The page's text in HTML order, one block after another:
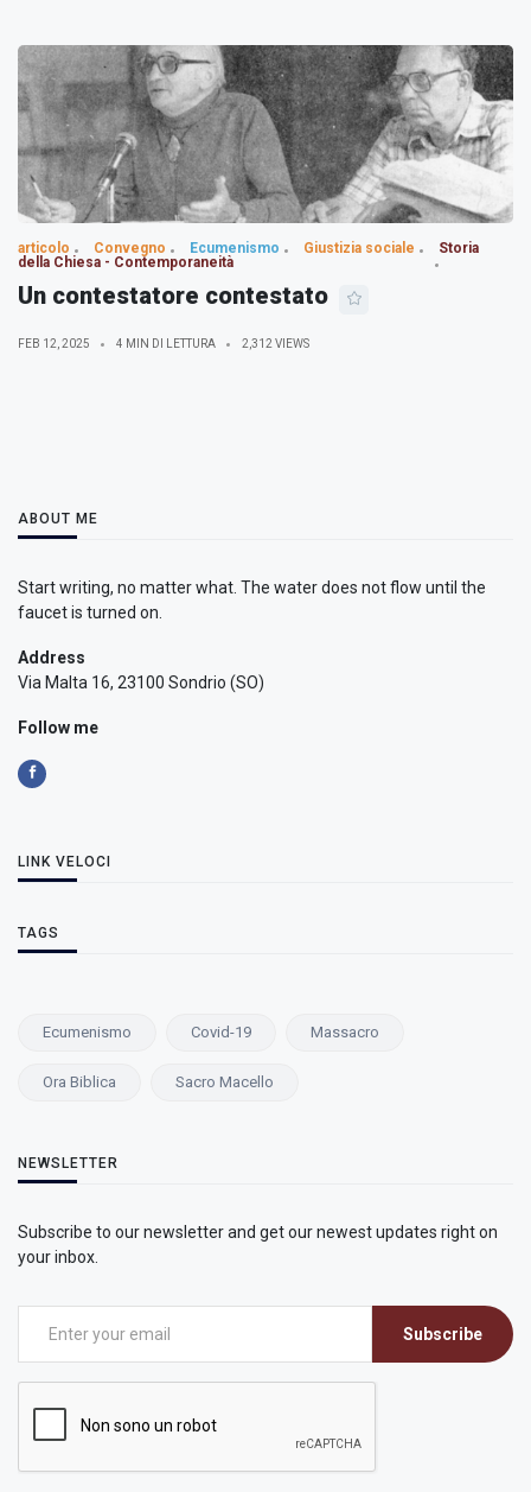
articolo Convegno Ecumenismo Giustizia sociale
Storia
della Chiesa - Contemporaneità
Un contestatore contestato
FEB 12, 2025 4 MIN DI LETTURA 2,312 VIEWS
ABOUT ME
Start writing, no matter what. The water does not flow until the
faucet is turned on.
Address
Via Malta 16, 23100 Sondrio (SO)
Follow me
LINK VELOCI
TAGS
Ecumenismo Covid-19 Massacro
Ora Biblica Sacro Macello
NEWSLETTER
Subscribe to our newsletter and get our newest updates right on
your inbox.
Subscribe